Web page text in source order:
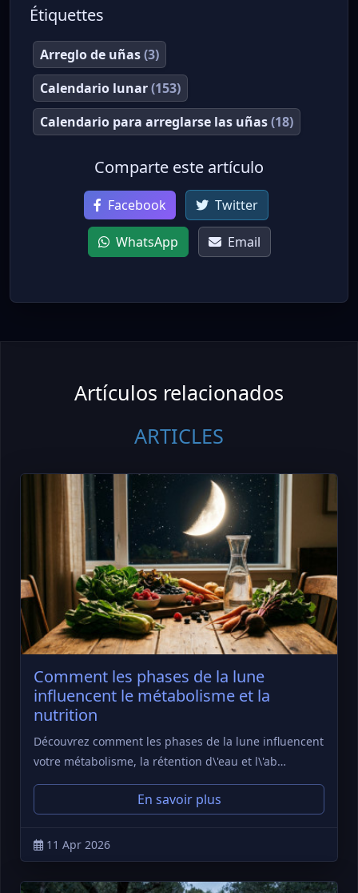
Étiquettes
Arreglo de uñas(3)
Calendario lunar(153)
Calendario para arreglarse las uñas(18)
Comparte este artículo
Facebook Twitter
WhatsApp Email
Artículos relacionados
ARTICLES
Comment les phases de la lune
influencent le métabolisme et la
nutrition
Découvrez comment les phases de la lune influencent
votre métabolisme, la rétention d\'eau et l\'ab…
En savoir plus
11 Apr 2026